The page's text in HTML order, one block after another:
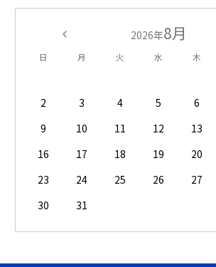
2026年8月
日 月 火 水 木
2
3 4 5 6
9
10 11 12 13
16
17 18 19 20
23
24 25 26 27
30
31